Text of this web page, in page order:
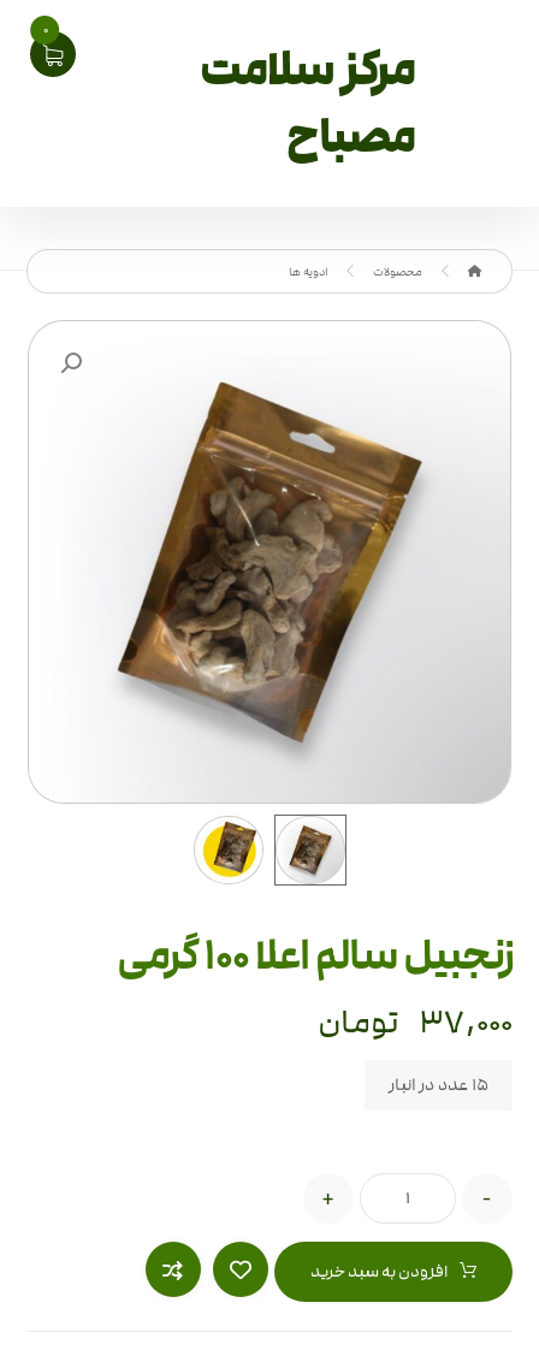
مرکز سلامت
مصباح
0
محصولات ادویه ها
زنجبیل سالم اعلا 100 گرمی
۳۷,۰۰۰ تومان
15 عدد در انبار
-
+
افزودن به سبد خرید